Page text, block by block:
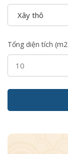
Tổng diện tích